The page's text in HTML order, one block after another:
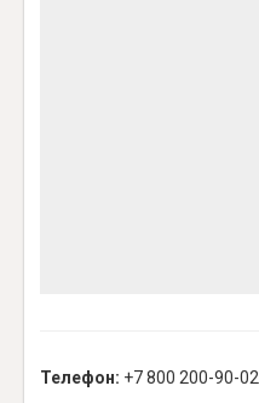
Телефон: +7 800 200-90-02